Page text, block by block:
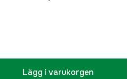
Lägg i varukorgen